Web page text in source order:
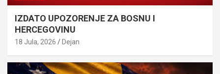
IZDATO UPOZORENJE ZA BOSNU I
HERCEGOVINU
18 Jula, 2026 Dejan